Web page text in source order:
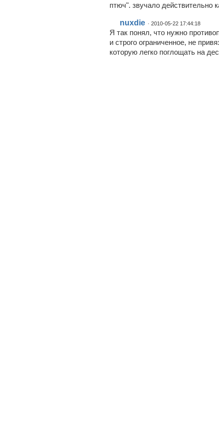
птюч". звучало действительно
nuxdie · 2010-05-22 17:44:18
Я так понял, что нужно
и строго ограниченное, не
которую легко поглощать на